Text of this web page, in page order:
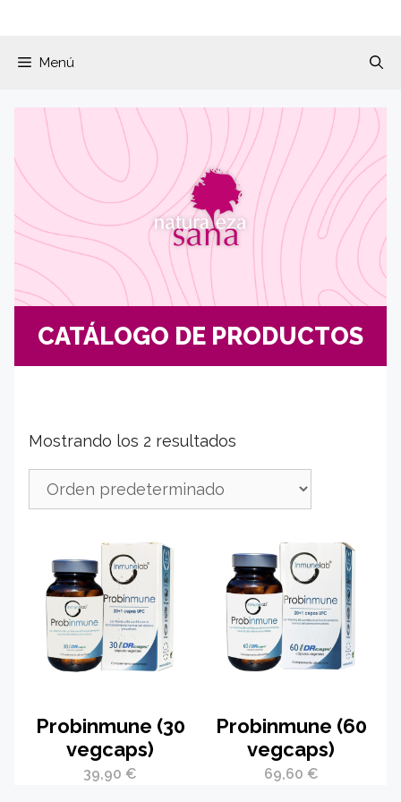
Menú
CATÁLOGO DE PRODUCTOS
Mostrando los 2 resultados
Probinmune (30
vegcaps)
39,90 €
Probinmune (60
vegcaps)
69,60 €